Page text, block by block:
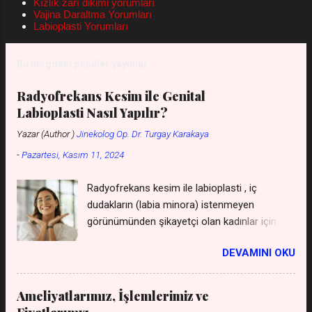
diğer üreme organlarında gelişim geriliği ile
birlikte olabilir. Primer amenore olan
hastalarda, yani doğumsal olarak hiç adet
darlığı varsa bunun çözümü cerrahi olarak
vajinayı genişletmekten geçer. Vajina darlığı
Kızlık zarı dikimi yorumları
Vajina Daraltma Yorumları
Labioplasti Yorumları
Radyofrekans Kesim ile Genital
Labioplasti Nasıl Yapılır?
Yazar (Author )Jinekolog Op. Dr. Turgay Karakaya
-Pazartesi, Kasım 11, 2024
Radyofrekans kesim ile labioplasti , iç
dudakların (labia minora) istenmeyen
görünümünden şikayetçi olan kadınlar için
kalmadan gerçekleştirilen bir yöntemdir. Bu
yöntem, geleneksel cerrahi yöntemlere göre
daha az invaziv olması, iyileşme sürecini
hızlandırması ve daha az ağrıya neden olması
DEVAMINI OKU
Ameliyatlarımız, İşlemlerimiz ve